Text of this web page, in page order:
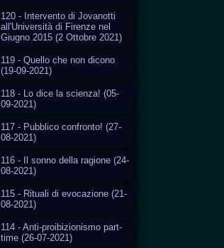
120 - Intervento di Jovanotti
all'Università di Firenze nel
Giugno 2015 (2 Ottobre 2021)
119 - Quello che non dicono
(19-09-2021)
118 - Lo dice la scienza! (05-
09-2021)
117 - Pubblico confronto! (27-
08-2021)
116 - Il sonno della ragione (24-
08-2021)
115 - Rituali di evocazione (21-
08-2021)
114 - Anti-proibizionismo part-
time (26-07-2021)